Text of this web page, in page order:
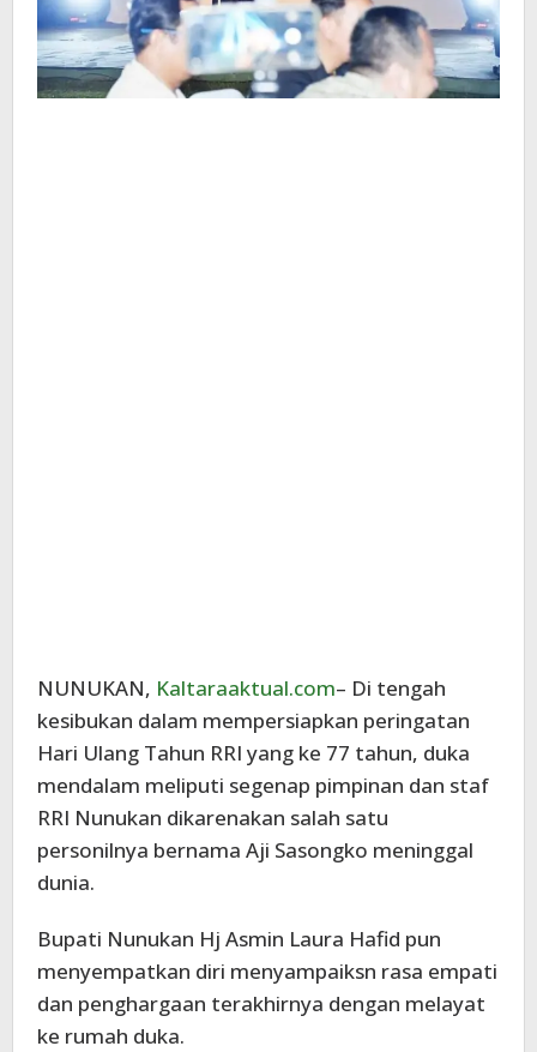
NUNUKAN, Kaltaraaktual.com– Di tengah
kesibukan dalam mempersiapkan peringatan
Hari Ulang Tahun RRI yang ke 77 tahun, duka
mendalam meliputi segenap pimpinan dan staf
RRI Nunukan dikarenakan salah satu
personilnya bernama Aji Sasongko meninggal
dunia.
Bupati Nunukan Hj Asmin Laura Hafid pun
menyempatkan diri menyampaiksn rasa empati
dan penghargaan terakhirnya dengan melayat
ke rumah duka.